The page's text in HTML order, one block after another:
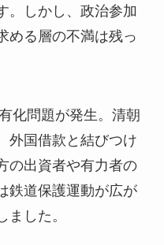
。しかし、政治参加
める層の不満は残っ
化問題が発生。清朝
外国借款と結びつけ
の出資者や有力者の
鉄道保護運動が広が
ました。